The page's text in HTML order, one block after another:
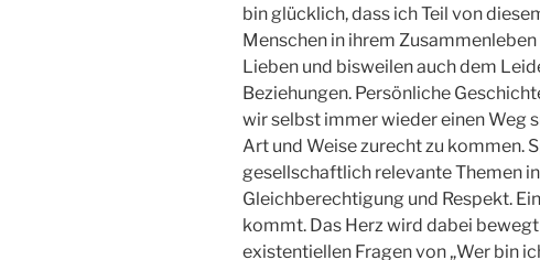
bin glücklich, dass ich Teil von
Menschen in ihrem
Lieben und bisweilen auch dem
Beziehungen. Persönliche
wir selbst immer wieder einen Weg
Art und Weise zurecht zu kommen.
gesellschaftlich relevante Themen
Gleichberechtigung und Respekt.
kommt. Das Herz wird dabei
existentiellen Fragen von „Wer bin